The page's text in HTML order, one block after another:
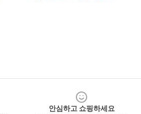
안심하고 쇼핑하세요